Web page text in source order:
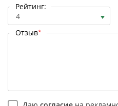
Рейтинг:
4
Отзыв*